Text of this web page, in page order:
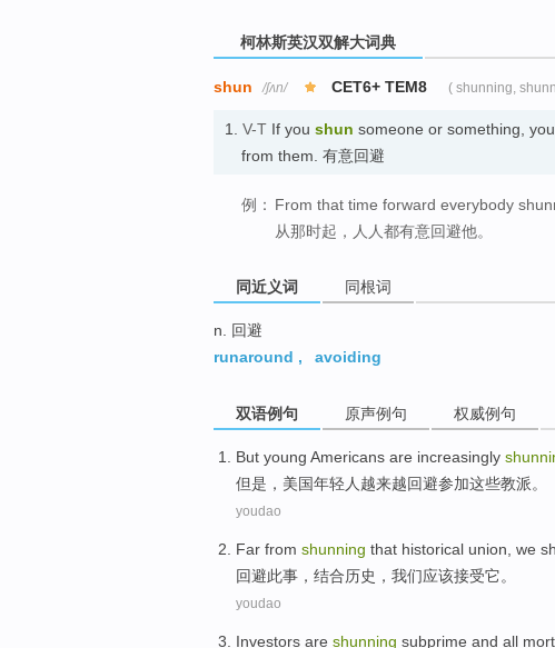
柯林斯英汉双解大词典
shun /ʃʌn/ CET6+ TEM8 ( shunning,
1. V-T If you shun someone or something,
from them. 有意回避
例： From that time forward everybody
从那时起，人人都有意回避他。
同近义词 同根词
n. 回避
runaround , avoiding
双语例句 原声例句 权威例句
But young Americans are increasingly
但是 ， 美国年轻人 越来越回避参加这些教派。
youdao
Far from shunning that historical union we
回避此事， 结合历史 ， 我们应该接受它。
youdao
Investors are shunning subprime and all